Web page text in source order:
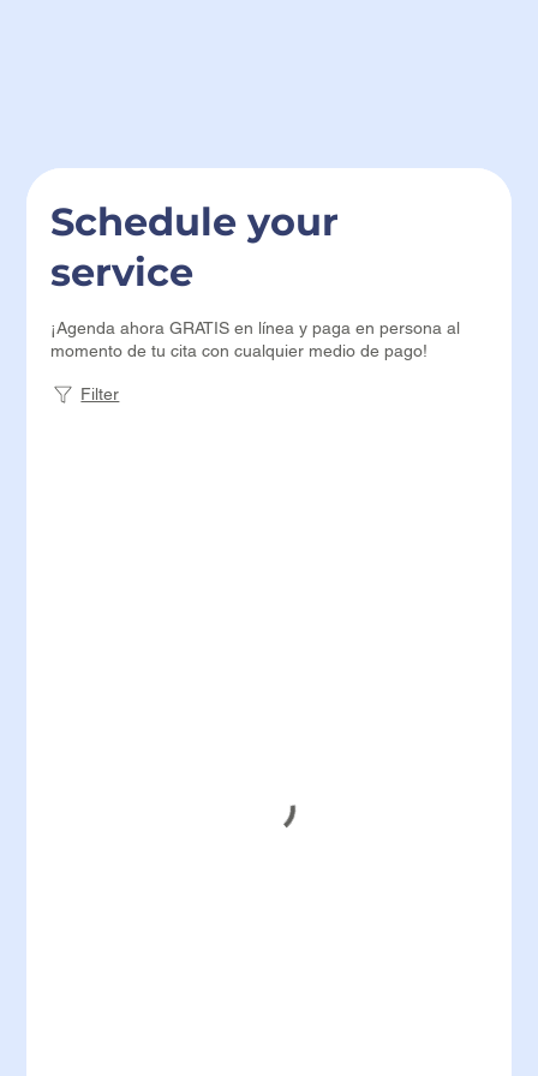
Schedule your
service
¡Agenda ahora GRATIS en línea y paga en persona al
momento de tu cita con cualquier medio de pago!
Filter